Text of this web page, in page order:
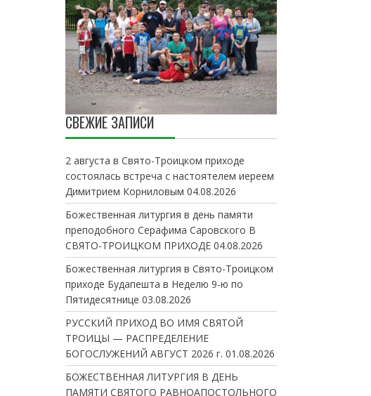
СВЕЖИЕ ЗАПИСИ
2 августа в Свято-Троицком приходе
состоялась встреча с настоятелем иереем
Димитрием Корниловым 04.08.2026
Божественная литургия в день памяти
преподобного Серафима Саровского В
СВЯТО-ТРОИЦКОМ ПРИХОДЕ 04.08.2026
Божественная литургия в Свято-Троицком
приходе Будапешта в Неделю 9-ю по
Пятидесятнице 03.08.2026
РУССКИЙ ПРИХОД ВО ИМЯ СВЯТОЙ
ТРОИЦЫ — РАСПРЕДЕЛЕНИЕ
БОГОСЛУЖЕНИЙ АВГУСТ 2026 г. 01.08.2026
БОЖЕСТВЕННАЯ ЛИТУРГИЯ В ДЕНЬ
ПАМЯТИ СВЯТОГО РАВНОАПОСТОЛЬНОГО